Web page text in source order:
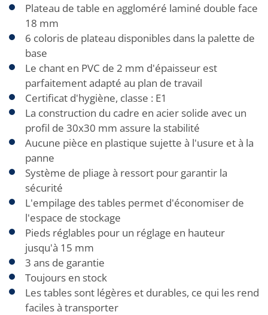
Plateau de table en aggloméré laminé double face
18 mm
6 coloris de plateau disponibles dans la palette de
base
Le chant en PVC de 2 mm d'épaisseur est
parfaitement adapté au plan de travail
Certificat d'hygiène, classe : E1
La construction du cadre en acier solide avec un
profil de 30x30 mm assure la stabilité
Aucune pièce en plastique sujette à l'usure et à la
panne
Système de pliage à ressort pour garantir la
sécurité
L'empilage des tables permet d'économiser de
l'espace de stockage
Pieds réglables pour un réglage en hauteur
jusqu'à 15 mm
3 ans de garantie
Toujours en stock
Les tables sont légères et durables, ce qui les rend
faciles à transporter